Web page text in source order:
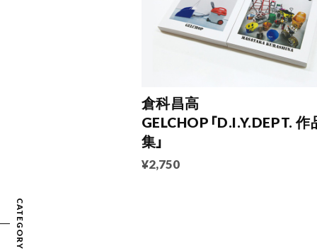
CATEGORY
倉科昌高
GELCHOP「D.I.Y.DEPT. 作
集」
¥2,750